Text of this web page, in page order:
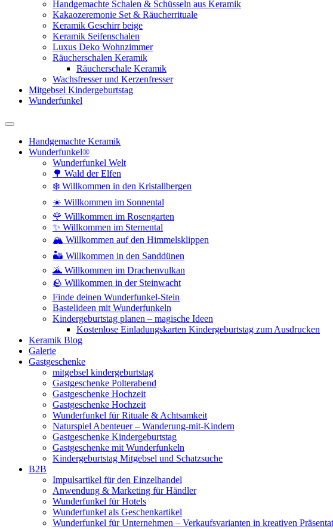
Handgemachte Schalen & Schüsseln aus Keramik
Kakaozeremonie Set & Räucherrituale
Keramik Geschirr beige
Keramik Seifenschalen
Luxus Deko Wohnzimmer
Räucherschalen Keramik
Räucherschale Keramik
Wachsfresser und Kerzenfresser
Mitgebsel Kindergeburtstag
Wunderfunkel
Handgemachte Keramik
Wunderfunkel®
Wunderfunkel Welt
🌳 Wald der Elfen
❄️ Willkommen in den Kristallbergen
☀️ Willkommen im Sonnental
🌹 Willkommen im Rosengarten
✨ Willkommen im Sternental
🏔️ Willkommen auf den Himmelsklippen
🏜️ Willkommen in den Sanddünen
🌋 Willkommen im Drachenvulkan
🪨 Willkommen in der Steinwacht
Finde deinen Wunderfunkel-Stein
Bastelideen mit Wunderfunkeln
Kindergeburtstag planen – magische Ideen
Kostenlose Einladungskarten Kindergeburtstag zum Ausdrucken
Keramik Blog
Galerie
Gastgeschenke
mitgebsel kindergeburtstag
Gastgeschenke Polterabend
Gastgeschenke Hochzeit
Gastgeschenke Hochzeit
Wunderfunkel für Rituale & Achtsamkeit
Naturspiel Abenteuer – Wanderung-mit-Kindern
Gastgeschenke Kindergeburtstag
Gastgeschenke mit Wunderfunkeln
Kindergeburtstag Mitgebsel und Schatzsuche
B2B
Impulsartikel für den Einzelhandel
Anwendung & Marketing für Händler
Wunderfunkel für Hotels
Wunderfunkel als Geschenkartikel
Wunderfunkel für Unternehmen – Verkaufsvarianten in kreativen